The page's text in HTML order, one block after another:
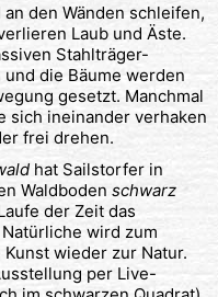
den Wänden schleifen,
Laub und Äste.
Stahlträger-
die Bäume werden
gesetzt. Manchmal
sich ineinander verhaken
frei drehen.
hat Sailstorfer in
Waldboden schwarz
der Zeit das
wird zum
wieder zur Natur.
per Live-